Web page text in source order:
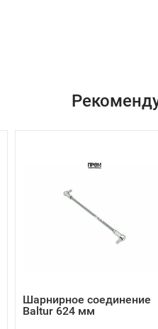
Шарнирное соединение
Baltur 624 мм